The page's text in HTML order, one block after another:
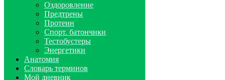
Оздоровление
Предтрены
Протеин
Спорт. батончики
Тестобустеры
Энергетики
Анатомия
Словарь терминов
Мой дневник